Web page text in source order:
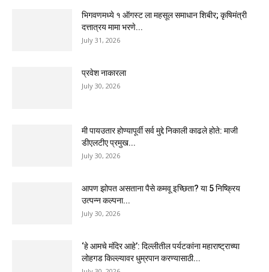
भिगवणमध्ये १ ऑगस्ट ला महसूल समाधान शिबीर; कृषिमंत्री
दत्तात्रय मामा भरणे...
July 31, 2026
प्रवेश नाकारला
July 30, 2026
मी पायउतार होण्यापूर्वी सर्व मुद्दे निकाली काढले होते: माजी
डीएलटीए प्रमुख...
July 30, 2026
आपण झोपत असताना पैसे कमवू इच्छिता? या 5 निष्क्रिय
उत्पन्न कल्पना...
July 30, 2026
‘हे आमचे मंदिर आहे’: दिल्लीतील पर्यटकांना महाराष्ट्राच्या
लोहगड किल्ल्यावर धुम्रपान करण्यासाठी...